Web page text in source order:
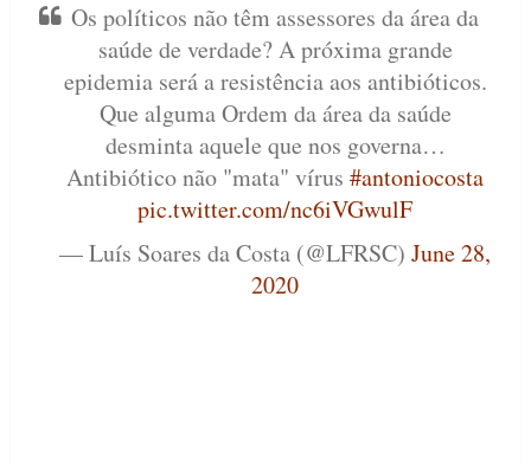
Os políticos não têm assessores da área da
saúde de verdade? A próxima grande
epidemia será a resistência aos antibióticos.
Que alguma Ordem da área da saúde
desminta aquele que nos governa…
Antibiótico não "mata" vírus#antoniocosta
pic.twitter.com/nc6iVGwulF
— Luís Soares da Costa (@LFRSC)June 28,
2020